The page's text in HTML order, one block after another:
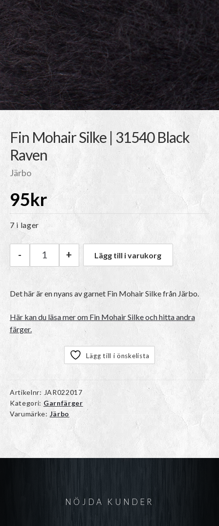
Fin Mohair Silke | 31540 Black
Raven
Järbo
95kr
7 i lager
Järbo Fin Mohair Silke | 31540 Black Raven
- + Lägg till i varukorg
Det här är en nyans av garnet Fin Mohair Silkefrån Järbo.
Här kan du läsa mer om Fin Mohair Silke och hitta andra
färger.
Lägg till i önskelista
Artikelnr: JAR022017
Kategori: Garnfärger
Varumärke: Järbo
NÖJDA KUNDER